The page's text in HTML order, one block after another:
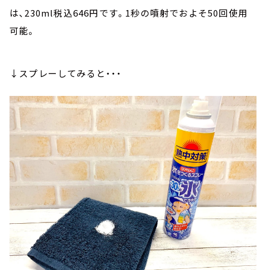
は、230ml税込646円です。1秒の噴射でおよそ50回使用
可能。
↓スプレーしてみると・・・